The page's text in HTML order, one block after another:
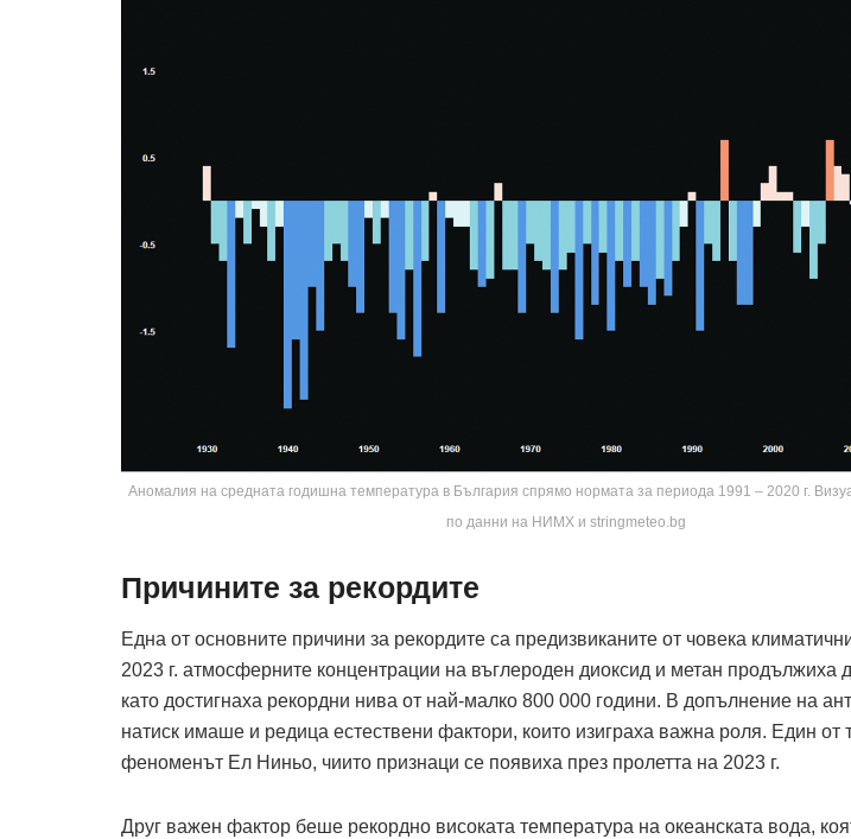
Аномалия на средната годишна температура в България спрямо нормата за периода 1991 – 2020 г.
по данни на НИМХ и stringmeteo.bg
Причините за рекордите
Една от основните причини за рекордите са предизвиканите от човека
2023 г. атмосферните концентрации на въглероден диоксид и метан продължиха
като достигнаха рекордни нива от най-малко 800 000 години. В допълнение на
натиск имаше и редица естествени фактори, които изиг­раха важна роля. Един от
феноменът Ел Ниньо, чиито признаци се появиха през пролет­та на 2023 г.
Друг важен фактор беше рекордно високата температура на океанската вода,